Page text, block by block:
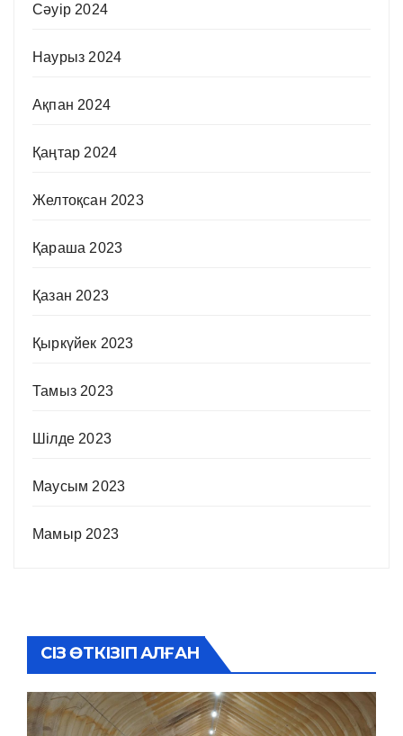
Сәуір 2024
Наурыз 2024
Ақпан 2024
Қаңтар 2024
Желтоқсан 2023
Қараша 2023
Қазан 2023
Қыркүйек 2023
Тамыз 2023
Шілде 2023
Маусым 2023
Мамыр 2023
СІЗ ӨТКІЗІП АЛҒАН